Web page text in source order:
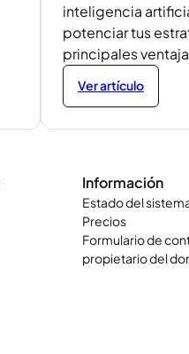
inteligencia
potenciar tus
principales
Ver artículo
Información
Estado del
Precios
Formulario de
propietario del